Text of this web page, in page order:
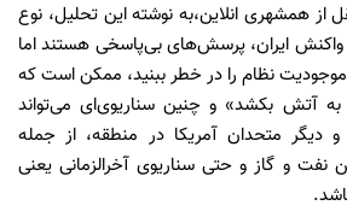
از همشهری انلاین،به نوشته این تحلیل، نوع
واکنش ایران، پرسش‌های بی‌پاسخی هستند اما
نظام را در خطر ببنید، ممکن است که
به آتش بکشد» و چنین سناریوی‌ای می‌تواند
دیگر متحدان آمریکا در منطقه، از جمله
نفت و گاز و حتی سناریوی آخرالزمانی یعنی